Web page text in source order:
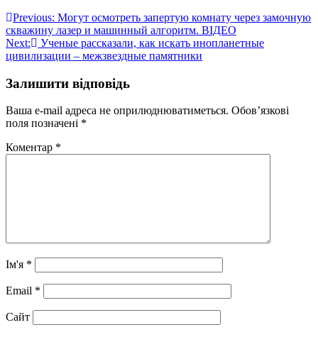
Навігація
записів
Previous: Могут осмотреть запертую комнату через замочную
скважину лазер и машинный алгоритм. ВІДЕО
Next:
Ученые рассказали, как искать инопланетные
цивилизации – межзвездные памятники
Залишити відповідь
Ваша e-mail адреса не оприлюднюватиметься. Обов’язкові
поля позначені *
Коментар *
Ім'я *
Email *
Сайт